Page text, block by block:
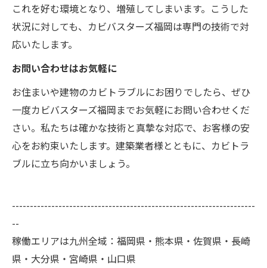
これを好む環境となり、増殖してしまいます。こうした
状況に対しても、カビバスターズ福岡は専門の技術で対
応いたします。
お問い合わせはお気軽に
お住まいや建物のカビトラブルにお困りでしたら、ぜひ
一度カビバスターズ福岡までお気軽にお問い合わせくだ
さい。私たちは確かな技術と真摯な対応で、お客様の安
心をお約束いたします。建築業者様とともに、カビトラ
ブルに立ち向かいましょう。
--------------------------------------------------------------------
--
稼働エリアは九州全域：福岡県・熊本県・佐賀県・長崎
県・大分県・宮崎県・山口県